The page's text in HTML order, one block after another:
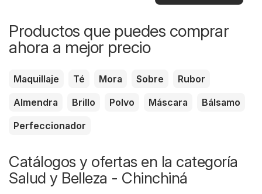
ofertas
Productos que puedes comprar
ahora a mejor precio
Maquillaje Té Mora Sobre
Rubor
Almendra
Brillo Polvo Máscara
Bálsamo
Perfeccionador
Catálogos y ofertas en la categoría
Salud y Belleza - Chinchiná